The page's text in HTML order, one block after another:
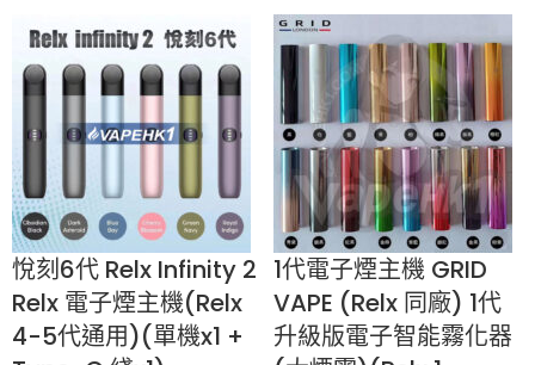
悅刻6代 Relx Infinity 2
Relx 電子煙主機(Relx
4-5代通用)(單機x1 +
1代電子煙主機 GRID
VAPE (Relx 同廠) 1代
升級版電子智能霧化器